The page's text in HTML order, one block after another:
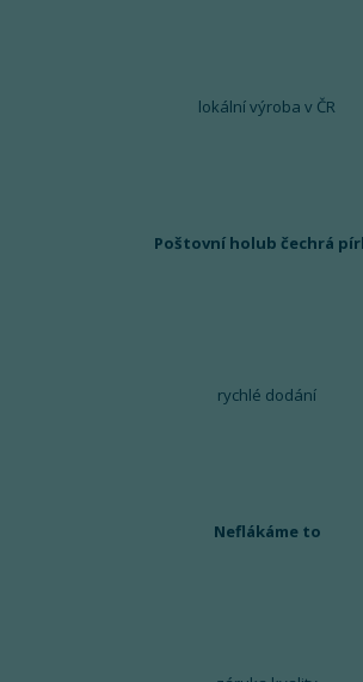
lokální výroba v ČR
Poštovní holub čechrá
rychlé dodání
Neflákáme to